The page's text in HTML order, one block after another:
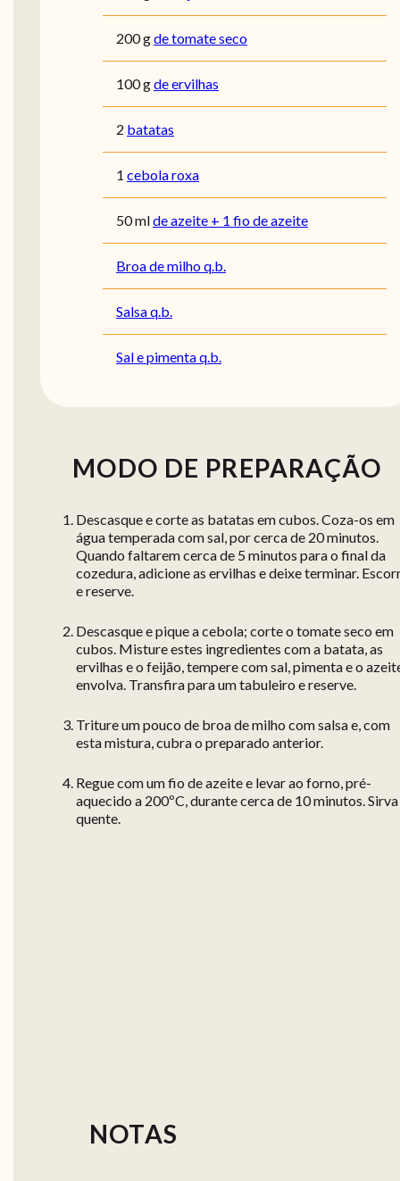
200gde tomate seco
100gde ervilhas
2 batatas
1 cebola roxa
50mlde azeite + 1 fio de azeite
Broa de milho q.b.
Salsa q.b.
Sal e pimenta q.b.
MODO DE PREPARAÇÃO
Descasque e corte as batatas em cubos. Coza-os em
água temperada com sal, por cerca de 20 minutos.
Quando faltarem cerca de 5 minutos para o final da
cozedura, adicione as ervilhas e deixe terminar.
e reserve.
Descasque e pique a cebola; corte o tomate seco em
cubos. Misture estes ingredientes com a batata, as
ervilhas e o feijão, tempere com sal, pimenta e o
envolva. Transfira para um tabuleiro e reserve.
Triture um pouco de broa de milho com salsa e, com
esta mistura, cubra o preparado anterior.
Regue com um fio de azeite e levar ao forno, pré-
aquecido a 200ºC, durante cerca de 10 minutos. Sirva
quente.
NOTAS